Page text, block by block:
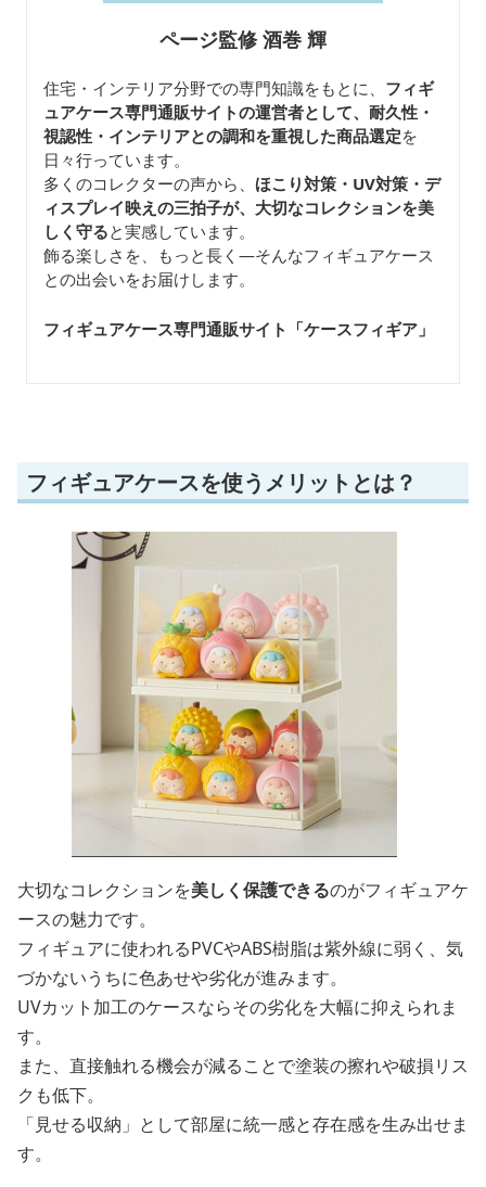
ページ監修 酒巻 輝
住宅・インテリア分野での専門知識をもとに、 フィギ
ュアケース専門通販サイトの運営者として、耐久性・
視認性・インテリアとの調和を重視した商品選定を
日々行っています。
多くのコレクターの声から、 ほこり対策・UV対策・デ
ィスプレイ映えの三拍子が、大切なコレクションを美
しく守ると実感しています。
飾る楽しさを、もっと長く—そんなフィギュアケース
との出会いをお届けします。
フィギュアケース専門通販サイト「ケースフィギア 」
フィギュアケースを使うメリットとは？
大切なコレクションを美しく保護できるのがフィギュアケ
ースの魅力です。
フィギュアに使われるPVCやABS樹脂は紫外線に弱く、気
づかないうちに色あせや劣化が進みます。
UVカット加工のケースならその劣化を大幅に抑えられま
す。
また、直接触れる機会が減ることで塗装の擦れや破損リス
クも低下。
「見せる収納」として部屋に統一感と存在感を生み出せま
す。